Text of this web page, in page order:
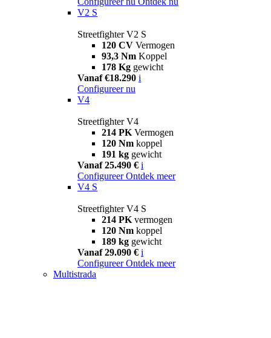
V2 S
Streetfighter V2 S
120 CV Vermogen
93,3 Nm Koppel
178 Kg gewicht
Vanaf €18.290 i
Configureer nu
V4
Streetfighter V4
214 PK Vermogen
120 Nm koppel
191 kg gewicht
Vanaf 25.490 € i
Configureer Ontdek meer
V4 S
Streetfighter V4 S
214 PK vermogen
120 Nm koppel
189 kg gewicht
Vanaf 29.090 € i
Configureer Ontdek meer
Multistrada